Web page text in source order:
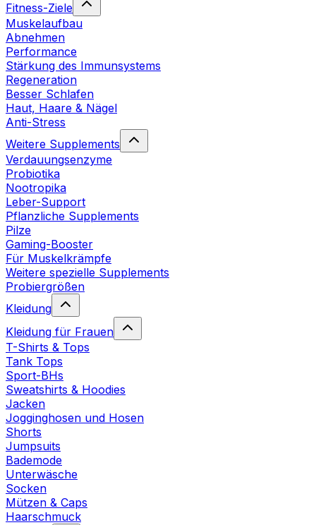
Fitness-Ziele
Muskelaufbau
Abnehmen
Performance
Stärkung des Immunsystems
Regeneration
Besser Schlafen
Haut, Haare & Nägel
Anti-Stress
Weitere Supplements
Verdauungsenzyme
Probiotika
Nootropika
Leber-Support
Pflanzliche Supplements
Pilze
Gaming-Booster
Für Muskelkrämpfe
Weitere spezielle Supplements
Probiergrößen
Kleidung
Kleidung für Frauen
T-Shirts & Tops
Tank Tops
Sport-BHs
Sweatshirts & Hoodies
Jacken
Jogginghosen und Hosen
Shorts
Jumpsuits
Bademode
Unterwäsche
Socken
Mützen & Caps
Haarschmuck